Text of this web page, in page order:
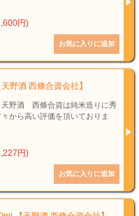
円)
酒 西條合資会社】
野酒 西條合資は純米造りに秀
から高い評価を頂いておりま
円)